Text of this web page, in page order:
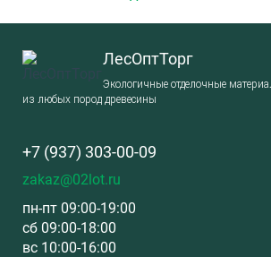
ЛесОптТорг
Экологичные отделочные
из любых пород древесины
+7 (937) 303-00-09
zakaz@02lot.ru
пн-пт 09:00-19:00
сб 09:00-18:00
вс 10:00-16:00